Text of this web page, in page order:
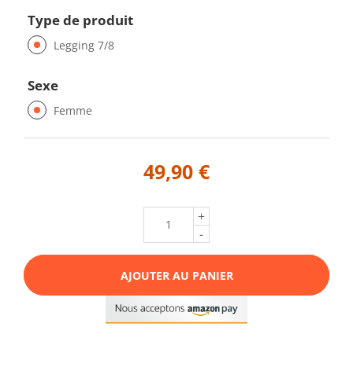
Type de produit
Legging 7/8
Sexe
Femme
49,90 €
+
-
AJOUTER AU PANIER